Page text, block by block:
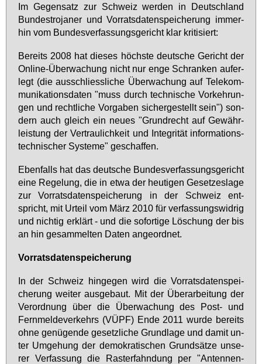
Im Ge­gen­satz zur Schweiz wer­den in Deutsch­land
Bun­de­stro­ja­ner und Vor­rats­da­ten­spei­che­rung im­mer­
hin vom Bun­des­ver­fas­sungs­ge­richt klar kri­ti­siert:
Be­reits 2008 hat die­ses höchs­te deut­sche Ge­richt der
On­line-Über­wa­chung nicht nur en­ge Schran­ken auf­er­
legt (die aus­schliess­li­che Über­wa­chung auf Te­le­kom­
mu­ni­ka­ti­ons­da­ten "muss durch tech­ni­sche Vor­keh­run­
gen und recht­li­che Vor­ga­ben si­cher­ge­stellt sein") son­
dern auch gleich ein neu­es "Grund­recht auf Ge­währ­
leis­tung der Ver­trau­lich­keit und In­te­gri­tät in­for­ma­ti­ons­
tech­ni­scher Sys­te­me" ge­schaf­fen.
Eben­falls hat das deut­sche Bun­des­ver­fas­sungs­ge­richt
ei­ne Re­ge­lung, die in et­wa der heu­ti­gen Ge­set­zes­la­ge
zur Vor­rats­da­ten­spei­che­rung in der Schweiz ent­
spricht, mit Ur­teil vom März 2010 für ver­fas­sungs­wid­rig
und nich­tig er­klärt - und die so­for­ti­ge Lö­schung der bis
an hin ge­sam­mel­ten Da­ten an­ge­ord­net.
Vor­rats­da­ten­spei­che­rung
In der Schweiz hin­ge­gen wird die Vor­rats­da­ten­spei­
che­rung wei­ter aus­ge­baut. Mit der Über­ar­bei­tung der
Ver­ord­nung über die Über­wa­chung des Post- und
Fern­mel­de­ver­kehrs (VÜPF) En­de 2011 wur­de be­reits
oh­ne ge­nü­gen­de ge­setz­li­che Grund­la­ge und da­mit un­
ter Um­ge­hung der de­mo­kra­ti­schen Grund­sät­ze un­se­
rer Ver­fas­sung die Ras­ter­fahn­dung per "An­ten­nen­